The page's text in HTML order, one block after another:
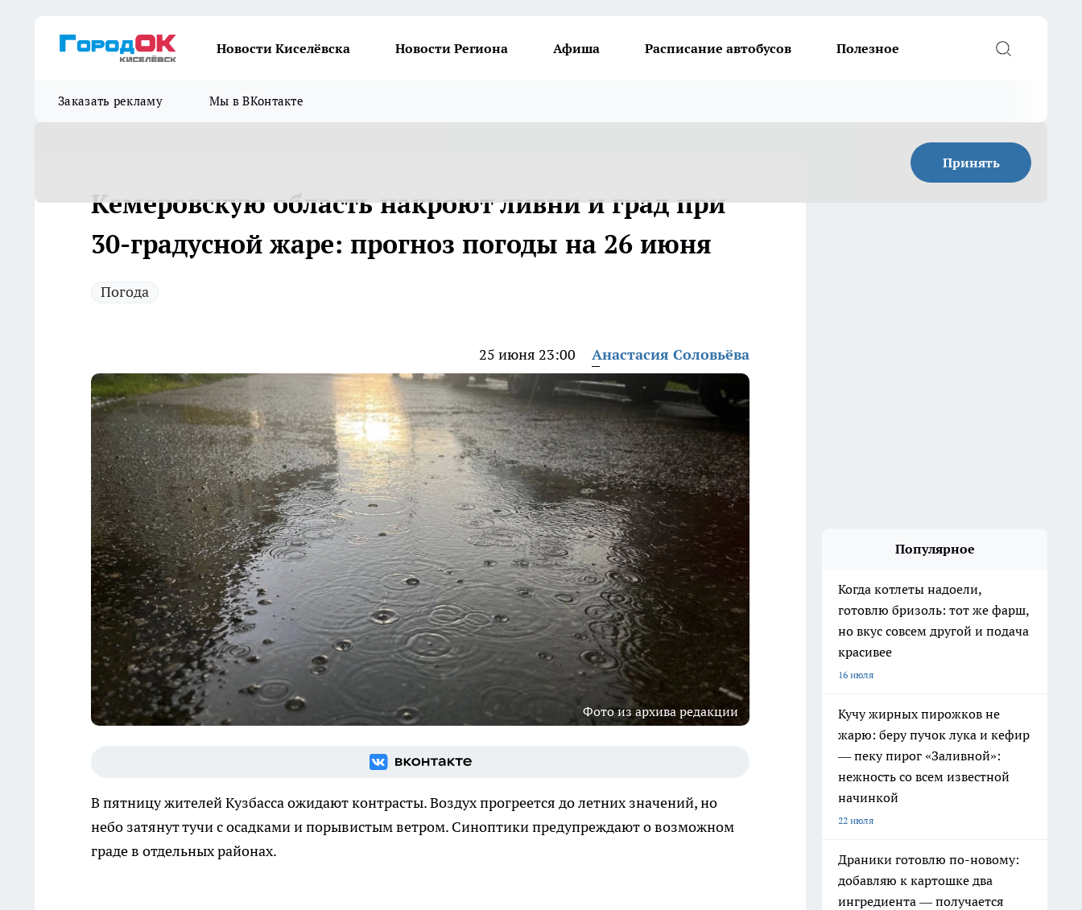
Новости Киселёвска Новости Региона Афиша Расписание автобусов Полезное
Заказать рекламу Мы в ВКонтакте
Принять
Кемеровскую область накроют ливни и град при
30-градусной жаре: прогноз погоды на 26 июня
Погода
25 июня 23:00 Анастасия Соловьёва
Фото из архива редакции
В пятницу жителей Кузбасса ожидают контрасты. Воздух прогреется до летних значений, но
небо затянут тучи с осадками и порывистым ветром. Синоптики предупреждают о возможном
граде в отдельных районах.
Популярное
Когда котлеты надоели,
готовлю бризоль: тот же фарш,
но вкус совсем другой и подача
красивее
16 июля
Кучу жирных пирожков не
жарю: беру пучок лука и кефир
— пеку пирог «Заливной»:
нежность со всем известной
начинкой
22 июля
Драники готовлю по-новому:
добавляю к картошке два
ингредиента — получается